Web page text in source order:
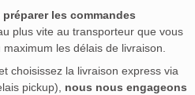
préparer les commandes
plus vite au transporteur que vous
les délais de livraison.
choisissez la livraison express via
pickup), nous nous engageons